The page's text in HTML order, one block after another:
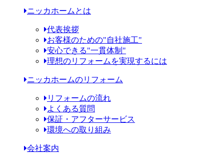
ニッカホームとは
代表挨拶
お客様のための"自社施工"
安心できる"一貫体制"
理想のリフォームを実現するには
ニッカホームのリフォーム
リフォームの流れ
よくある質問
保証・アフターサービス
環境への取り組み
会社案内